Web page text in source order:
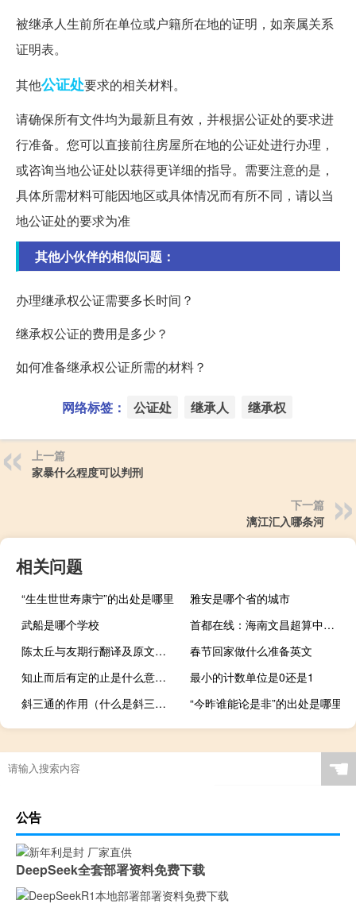
被继承人生前所在单位或户籍所在地的证明，如亲属关系
证明表。
其他公证处要求的相关材料。
请确保所有文件均为最新且有效，并根据公证处的要求进
行准备。您可以直接前往房屋所在地的公证处进行办理，
或咨询当地公证处以获得更详细的指导。需要注意的是，
具体所需材料可能因地区或具体情况而有所不同，请以当
地公证处的要求为准
其他小伙伴的相似问题：
办理继承权公证需要多长时间？
继承权公证的费用是多少？
如何准备继承权公证所需的材料？
网络标签： 公证处 继承人 继承权
上一篇
家暴什么程度可以判刑
下一篇
漓江汇入哪条河
相关问题
“生生世世寿康宁”的出处是哪里
雅安是哪个省的城市
武船是哪个学校
首都在线：海南文昌超算中心已进入试运营 怀来、芜湖算力中心正按照计划建设中
陈太丘与友期行翻译及原文（咏雪翻译及原文）
春节回家做什么准备英文
知止而后有定的止是什么意思（知止而后有定）
最小的计数单位是0还是1
斜三通的作用（什么是斜三通 斜四通）
“今昨谁能论是非”的出处是哪里
☚
公告
DeepSeek全套部署资料免费下载